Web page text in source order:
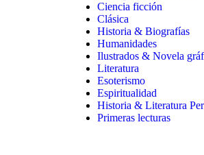
Ciencia ficción
Clásica
Historia & Biografías
Humanidades
Ilustrados & Novela
Literatura
Esoterismo
Espiritualidad
Historia & Literatura
Primeras lecturas